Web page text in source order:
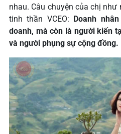
nhau. Câu chuyện của chị
tinh thần VCEO: Doanh
doanh, mà còn là người kiến
và người phụng sự cộng đồng.